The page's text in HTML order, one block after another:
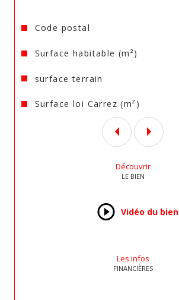
Caractéristiques Valeurs
Code postal
Surface habitable (m²)
surface terrain
Surface loi Carrez (m²)
Découvrir
LE BIEN
Vidéo du bien
Les infos
FINANCIÈRES